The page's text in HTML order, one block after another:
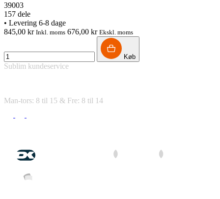
39003
157 dele
• Levering 6-8 dage
845,00 kr Inkl. moms 676,00 kr Ekskl. moms
Køb
Sublim kundeservice
Man-tors: 8 til 15 & Fre: 8 til 14